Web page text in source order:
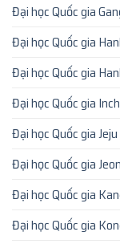
Đại học Quốc gia
Đại học Quốc gia
Đại học Quốc gia
Đại học Quốc gia
Đại học Quốc gia
Đại học Quốc gia
Đại học Quốc gia
Đại học Quốc gia